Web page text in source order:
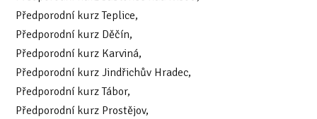
Předporodní kurz Teplice,
Předporodní kurz Děčín,
Předporodní kurz Karviná,
Předporodní kurz Jindřichův Hradec,
Předporodní kurz Tábor,
Předporodní kurz Prostějov,